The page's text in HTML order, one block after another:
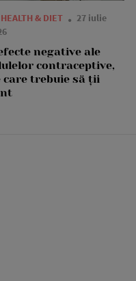
HEALTH & DIET
27 iulie
negative ale
contraceptive,
care trebuie să ții